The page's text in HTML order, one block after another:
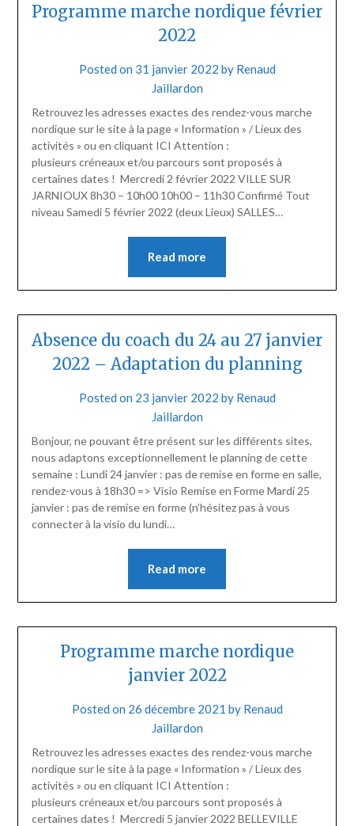
Programme marche nordique février
2022
Posted on 31 janvier 2022 by Renaud
Jaillardon
Retrouvez les adresses exactes des rendez-vous marche
nordique sur le site à la page « Information » / Lieux des
activités » ou en cliquant ICI Attention :
plusieurs créneaux et/ou parcours sont proposés à
certaines dates ! Mercredi 2 février 2022 VILLE SUR
JARNIOUX 8h30 – 10h00 10h00 – 11h30 Confirmé Tout
niveau Samedi 5 février 2022 (deux Lieux) SALLES…
Read more
Absence du coach du 24 au 27 janvier
2022 – Adaptation du planning
Posted on 23 janvier 2022 by Renaud
Jaillardon
Bonjour, ne pouvant être présent sur les différents sites,
nous adaptons exceptionnellement le planning de cette
semaine : Lundi 24 janvier : pas de remise en forme en salle,
rendez-vous à 18h30 => Visio Remise en Forme Mardi 25
janvier : pas de remise en forme (n’hésitez pas à vous
connecter à la visio du lundi…
Read more
Programme marche nordique
janvier 2022
Posted on 26 décembre 2021 by Renaud
Jaillardon
Retrouvez les adresses exactes des rendez-vous marche
nordique sur le site à la page « Information » / Lieux des
activités » ou en cliquant ICI Attention :
plusieurs créneaux et/ou parcours sont proposés à
certaines dates ! Mercredi 5 janvier 2022 BELLEVILLE